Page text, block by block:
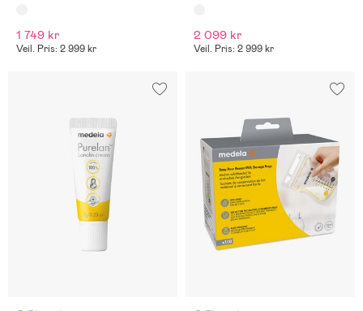
1 749 kr
Veil. Pris: 2 999 kr
2 099 kr
Veil. Pris: 2 999 kr